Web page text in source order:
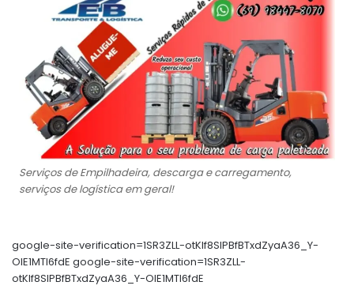
Serviços de Empilhadeira, descarga e carregamento,
serviços de logística em geral!
google-site-verification=1SR3ZLL-otKIf8SlPBfBTxdZyaA36_Y-
OIE1MTl6fdE google-site-verification=1SR3ZLL-
otKIf8SlPBfBTxdZyaA36_Y-OIE1MTl6fdE